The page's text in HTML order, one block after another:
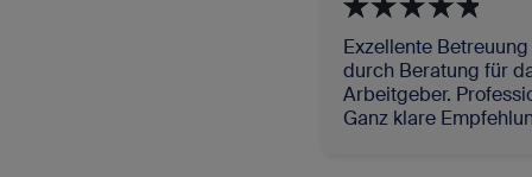
Exzellente
durch Beratung für
Arbeitgeber.
Ganz klare